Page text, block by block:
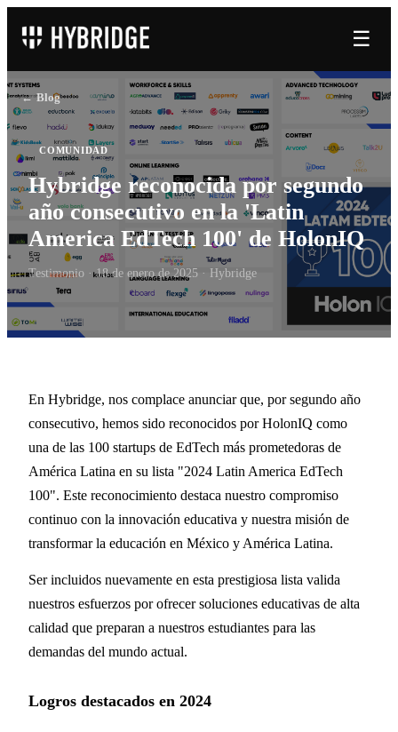
☰
← Blog
COMUNIDAD
Hybridge reconocida por segundo
año consecutivo en la 'Latin
America EdTech 100' de HolonIQ
Testimonio ·18 de enero de 2025 · Hybridge
En Hybridge, nos complace anunciar que, por segundo año
consecutivo, hemos sido reconocidos por HolonIQ como
una de las 100 startups de EdTech más prometedoras de
América Latina en su lista "2024 Latin America EdTech
100". Este reconocimiento destaca nuestro compromiso
continuo con la innovación educativa y nuestra misión de
transformar la educación en México y América Latina.
Ser incluidos nuevamente en esta prestigiosa lista valida
nuestros esfuerzos por ofrecer soluciones educativas de alta
calidad que preparan a nuestros estudiantes para las
demandas del mundo actual.
Logros destacados en 2024